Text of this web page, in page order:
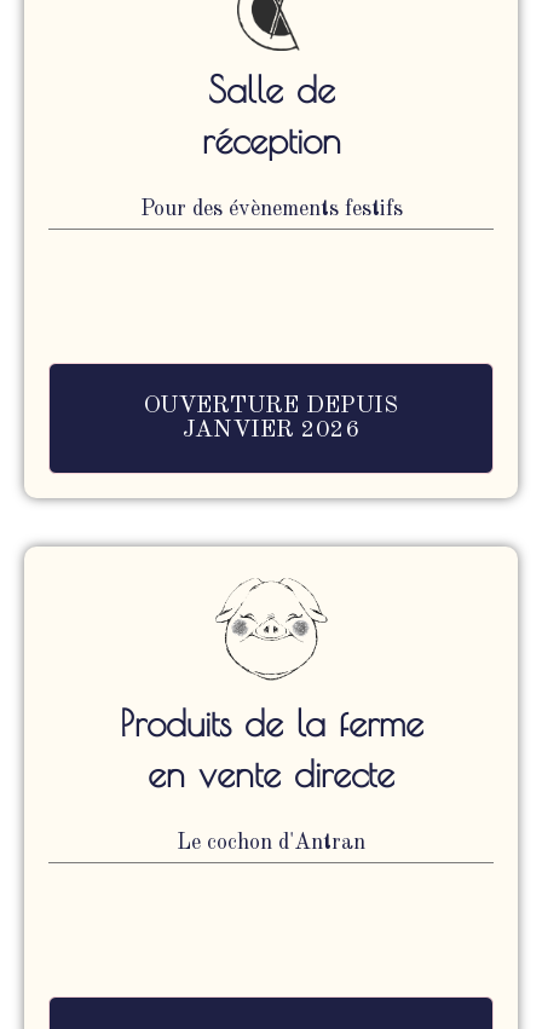
Salle de
réception
Pour des évènements festifs
OUVERTURE DEPUIS
JANVIER 2026
Produits de la ferme
en vente directe
Le cochon d'Antran